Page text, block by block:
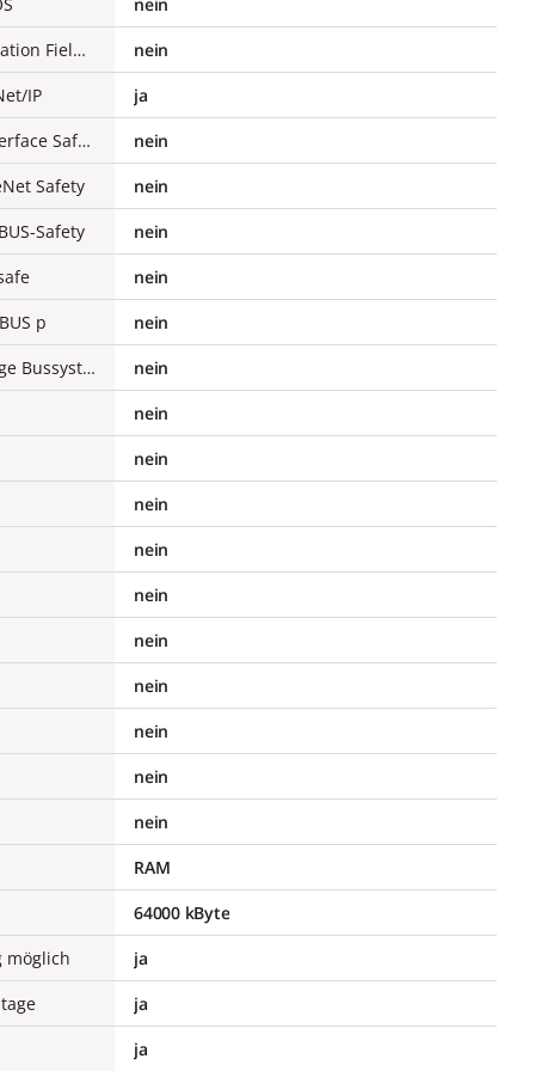
Unterstützt Protokoll für Foundation Fieldbus
nein
IP
ja
Unterstützt Protokoll für AS-Interface Safety at Work
nein
Safety
nein
Safety
nein
nein
p
nein
Unterstützt Protokoll für sonstige Bussysteme
nein
nein
nein
nein
nein
nein
nein
nein
nein
nein
nein
RAM
64000 kByte
möglich
ja
ja
ja